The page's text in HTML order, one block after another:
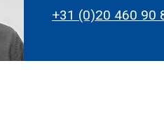
+31 (0)20 460 90